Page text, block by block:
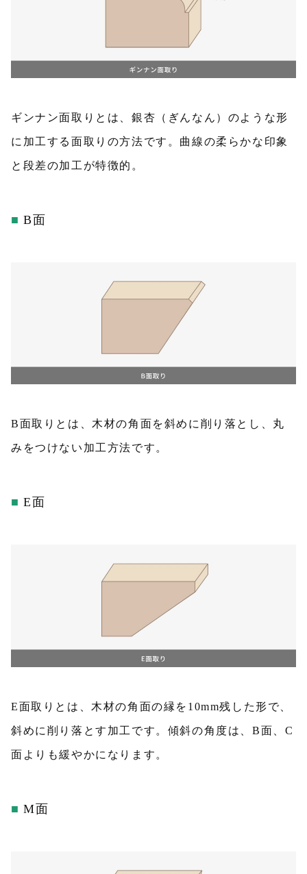
ギンナン面取りとは、銀杏（ぎんなん）のような形
に加工する面取りの方法です。曲線の柔らかな印象
と段差の加工が特徴的。
B面
B面取りとは、木材の角面を斜めに削り落とし、丸
みをつけない加工方法です。
E面
E面取りとは、木材の角面の縁を10mm残した形で、
斜めに削り落とす加工です。傾斜の角度は、B面、C
面よりも緩やかになります。
M面